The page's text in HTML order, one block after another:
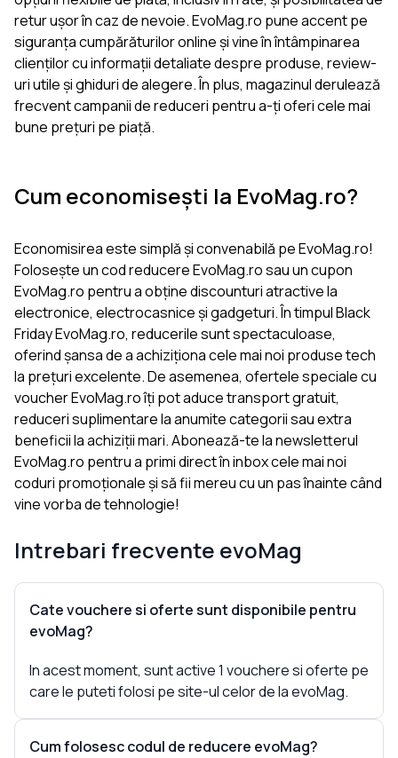
retur ușor în caz de nevoie. EvoMag.ro pune accent pe
siguranța cumpărăturilor online și vine în întâmpinarea
clienților cu informații detaliate despre produse, review-
uri utile și ghiduri de alegere. În plus, magazinul derulează
frecvent campanii de reduceri pentru a-ți oferi cele mai
bune prețuri pe piață.
Cum economisești la EvoMag.ro?
Economisirea este simplă și convenabilă pe EvoMag.ro!
Folosește un cod reducere EvoMag.ro sau un cupon
EvoMag.ro pentru a obține discounturi atractive la
electronice, electrocasnice și gadgeturi. În timpul Black
Friday EvoMag.ro, reducerile sunt spectaculoase,
oferind șansa de a achiziționa cele mai noi produse tech
la prețuri excelente. De asemenea, ofertele speciale cu
voucher EvoMag.ro îți pot aduce transport gratuit,
reduceri suplimentare la anumite categorii sau extra
beneficii la achiziții mari. Abonează-te la newsletterul
EvoMag.ro pentru a primi direct în inbox cele mai noi
coduri promoționale și să fii mereu cu un pas înainte când
vine vorba de tehnologie!
Intrebari frecvente evoMag
Cate vouchere si oferte sunt disponibile pentru
evoMag?
In acest moment, sunt active 1 vouchere si oferte pe
care le puteti folosi pe site-ul celor de la evoMag.
Cum folosesc codul de reducere evoMag?